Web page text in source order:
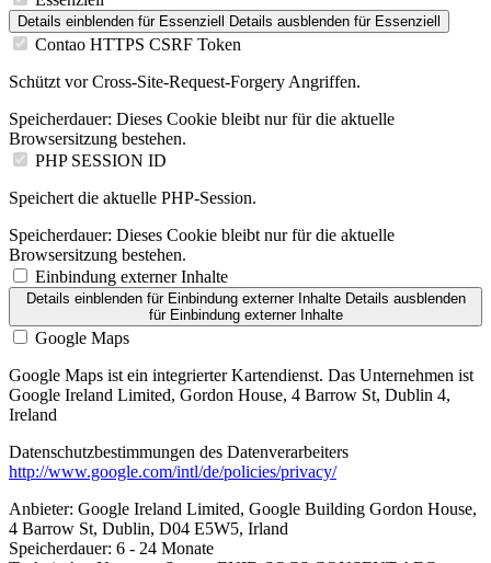
Details einblenden für Essenziell Details ausblenden für Essenziell
Contao HTTPS CSRF Token
Schützt vor Cross-Site-Request-Forgery Angriffen.
Speicherdauer: Dieses Cookie bleibt nur für die aktuelle
Browsersitzung bestehen.
PHP SESSION ID
Speichert die aktuelle PHP-Session.
Speicherdauer: Dieses Cookie bleibt nur für die aktuelle
Browsersitzung bestehen.
Einbindung externer Inhalte
Details einblendenfür Einbindung externer Inhalte Details ausblenden
für Einbindung externer Inhalte
Google Maps
Google Maps ist ein integrierter Kartendienst. Das Unternehmen ist
Google Ireland Limited, Gordon House, 4 Barrow St, Dublin 4,
Ireland
Datenschutzbestimmungen des Datenverarbeiters
http://www.google.com/intl/de/policies/privacy/
Anbieter: Google Ireland Limited, Google Building Gordon House,
4 Barrow St, Dublin, D04 E5W5, Irland
Speicherdauer: 6 - 24 Monate